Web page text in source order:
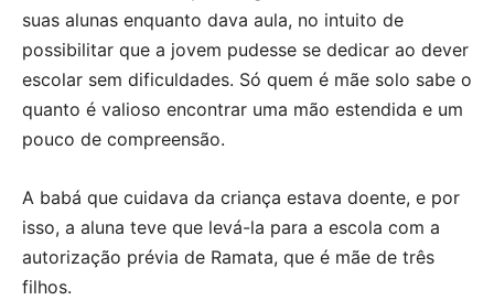
suas alunas enquanto dava aula, no intuito de
possibilitar que a jovem pudesse se dedicar ao dever
escolar sem dificuldades. Só quem é mãe solo sabe o
quanto é valioso encontrar uma mão estendida e um
pouco de compreensão.
A babá que cuidava da criança estava doente, e por
isso, a aluna teve que levá-la para a escola com a
autorização prévia de Ramata, que é mãe de três
filhos.